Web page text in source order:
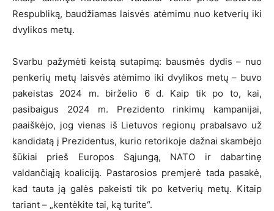
Respubliką, baudžiamas laisvės atėmimu nuo ketverių iki
dvylikos metų.
Svarbu pažymėti keistą sutapimą: bausmės dydis – nuo
penkerių metų laisvės atėmimo iki dvylikos metų – buvo
pakeistas 2024 m. birželio 6 d. Kaip tik po to, kai,
pasibaigus 2024 m. Prezidento rinkimų kampanijai,
paaiškėjo, jog vienas iš Lietuvos regionų prabalsavo už
kandidatą į Prezidentus, kurio retorikoje dažnai skambėjo
šūkiai prieš Europos Sąjungą, NATO ir dabartinę
valdančiąją koaliciją. Pastarosios premjerė tada pasakė,
kad tauta ją galės pakeisti tik po ketverių metų. Kitaip
tariant – „kentėkite tai, ką turite“.